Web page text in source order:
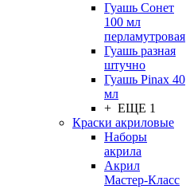
Гуашь Сонет
100 мл
перламутровая
Гуашь разная
штучно
Гуашь Pinax 40
мл
+ ЕЩЕ 1
Краски акриловые
Наборы
акрила
Акрил
Мастер-Класс